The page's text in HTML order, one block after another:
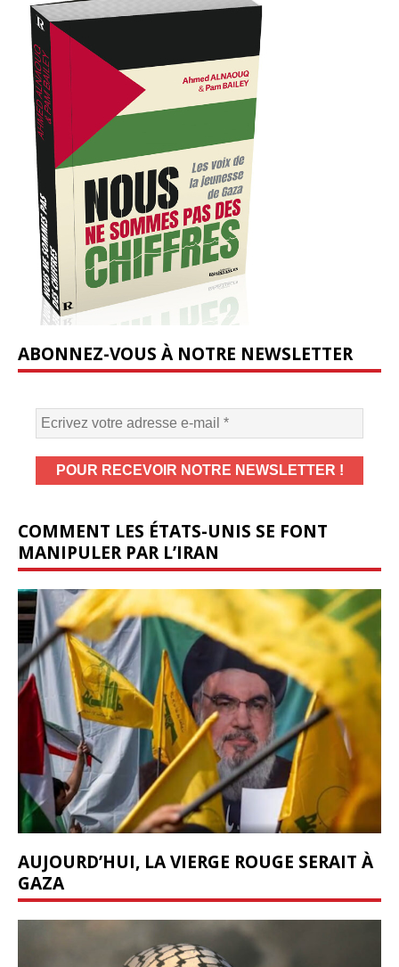
ABONNEZ-VOUS À NOTRE NEWSLETTER
COMMENT LES ÉTATS-UNIS SE FONT
MANIPULER PAR L’IRAN
AUJOURD’HUI, LA VIERGE ROUGE SERAIT À
GAZA